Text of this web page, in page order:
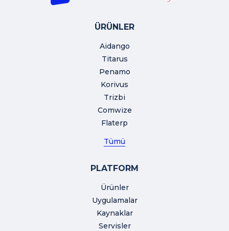
ÜRÜNLER
Aidango
Titarus
Penamo
Korivus
Trizbi
Comwize
Flaterp
Tümü
PLATFORM
Ürünler
Uygulamalar
Kaynaklar
Servisler